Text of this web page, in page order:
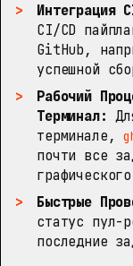
Интеграция
CI/CD
GitHub,
успешной
Рабочий
Терминал:
терминале,
почти все
Быстрые
статус пул-
последние